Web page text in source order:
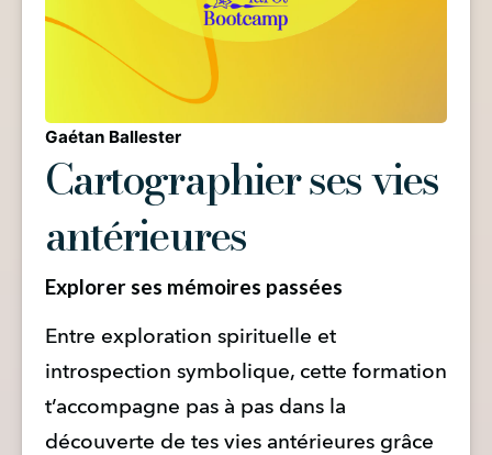
Gaétan Ballester
Cartographier ses vies
antérieures
Explorer ses mémoires passées
Entre exploration spirituelle et
introspection symbolique, cette formation
t’accompagne pas à pas dans la
découverte de tes vies antérieures grâce